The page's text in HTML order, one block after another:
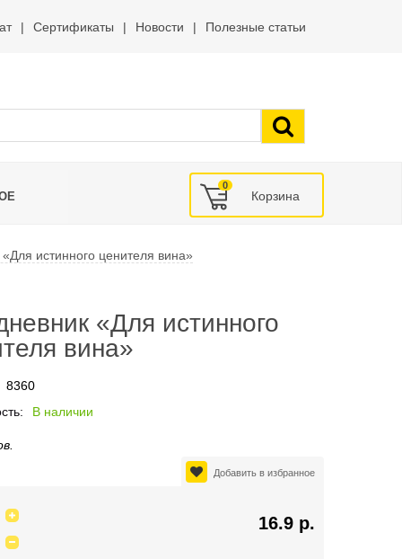
Сертификаты Новости Полезные статьи
0
истинного ценителя вина»
«Для истинного
вина»
8360
В наличии
Добавить в избранное
16.9 р.